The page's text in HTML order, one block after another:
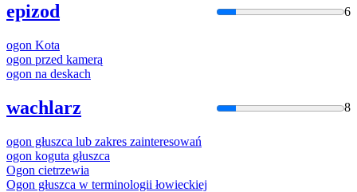
epizod 6
ogon Kota
ogon przed kamerą
ogon na deskach
wachlarz 8
ogon głuszca lub zakres zainteresowań
ogon koguta głuszca
Ogon cietrzewia
Ogon głuszca w terminologii łowieckiej